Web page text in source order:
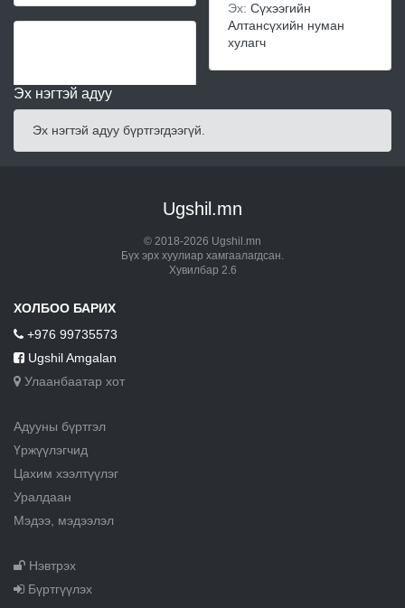
Эх: Сүхээгийн
Алтансүхийн нуман
хулагч
Эх нэгтэй адуу
Эх нэгтэй адуу бүртгэгдээгүй.
Ugshil.mn
© 2018-2026 Ugshil.mn
Бүх эрх хуулиар хамгаалагдсан.
Хувилбар 2.6
ХОЛБОО БАРИХ
+976 99735573
Ugshil Amgalan
Улаанбаатар хот
Адууны бүртгэл
Үржүүлэгчид
Цахим хээлтүүлэг
Уралдаан
Мэдээ, мэдээлэл
Нэвтрэх
Бүртгүүлэх